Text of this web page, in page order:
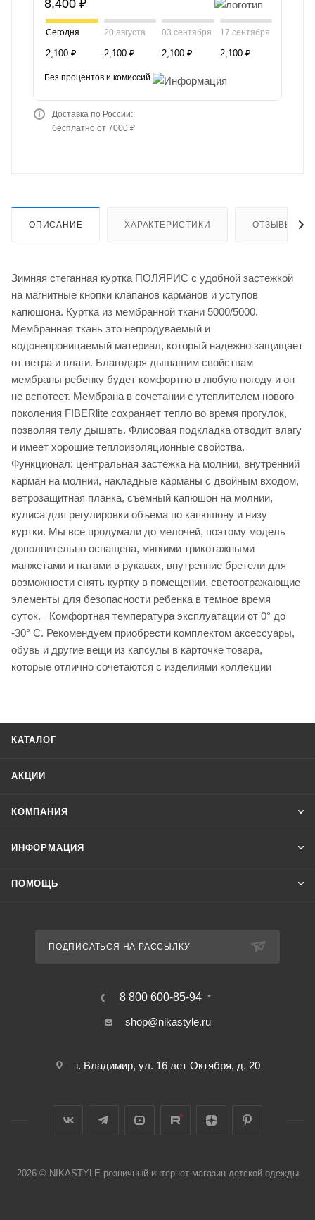
8,400 ₽
Сегодня
2,100 ₽
20 августа
2,100 ₽
03 сентября
2,100 ₽
17 сентября
2,100 ₽
Без процентов и комиссий
Доставка по России:
бесплатно от 7000 ₽
ОПИСАНИЕ ХАРАКТЕРИСТИКИ ОТЗЫВЫ
Зимняя стеганная куртка ПОЛЯРИС с удобной застежкой
на магнитные кнопки клапанов карманов и уступов
капюшона. Куртка из мембранной ткани 5000/5000.
Мембранная ткань это непродуваемый и
водонепроницаемый материал, который надежно защищает
от ветра и влаги. Благодаря дышащим свойствам
мембраны ребенку будет комфортно в любую погоду и он
не вспотеет. Мембрана в сочетании с утеплителем нового
поколения FIBERlite сохраняет тепло во время прогулок,
позволяя телу дышать. Флисовая подкладка отводит влагу
и имеет хорошие теплоизоляционные свойства.
Функционал: центральная застежка на молнии, внутренний
карман на молнии, накладные карманы с двойным входом,
ветрозащитная планка, съемный капюшон на молнии,
кулиса для регулировки объема по капюшону и низу
куртки. Мы все продумали до мелочей, поэтому модель
дополнительно оснащена, мягкими трикотажными
манжетами и патами в рукавах, внутренние бретели для
возможности снять куртку в помещении, светоотражающие
элементы для безопасности ребенка в темное время
суток. Комфортная температура эксплуатации от 0° до
-30° С. Рекомендуем приобрести комплектом аксессуары,
обувь и другие вещи из капсулы в карточке товара,
которые отлично сочетаются с изделиями коллекции
КАТАЛОГ
АКЦИИ
КОМПАНИЯ
ИНФОРМАЦИЯ
ПОМОЩЬ
ПОДПИСАТЬСЯ НА РАССЫЛКУ
8 800 600-85-94
shop@nikastyle.ru
г. Владимир, ул. 16 лет Октября, д. 20
2026 © NIKASTYLE розничный интернет-магазин детской одежды